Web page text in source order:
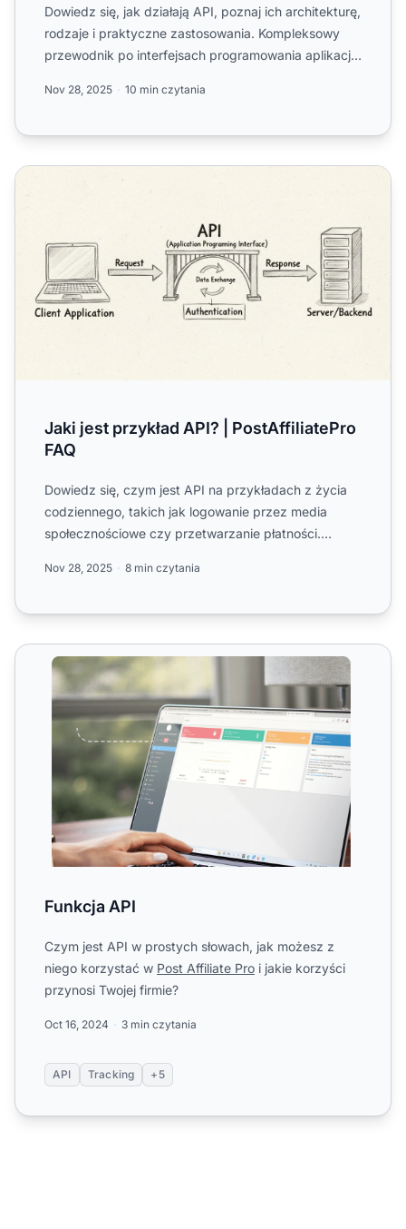
Dowiedz się, jak działają API, poznaj ich architekturę,
rodzaje i praktyczne zastosowania. Kompleksowy
przewodnik po interfejsach programowania aplikacji
Nov 28, 2025 10 min czytania
Jaki jest przykład API? | PostAffiliatePro FAQ
Jaki jest przykład API? | PostAffiliatePro
FAQ
Dowiedz się, czym jest API na przykładach z życia
codziennego, takich jak logowanie przez media
społecznościowe czy przetwarzanie płatności.
Nov 28, 2025 8 min czytania
Funkcja API
Funkcja API
Czym jest API w prostych słowach, jak możesz z
niego korzystać w Post Affiliate Pro i jakie korzyści
przynosi Twojej firmie?
Oct 16, 2024 3 min czytania
API Tracking +5